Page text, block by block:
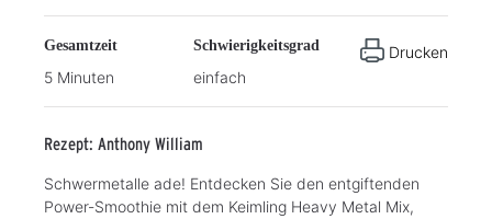
Gesamtzeit
5 Minuten
Schwierigkeitsgrad
einfach
Drucken
Rezept: Anthony William
Schwermetalle ade! Entdecken Sie den entgiftenden
Power-Smoothie mit dem Keimling Heavy Metal Mix,